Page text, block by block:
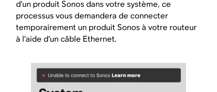
d’un produit Sonos dans votre système, ce
processus vous demandera de connecter
temporairement un produit Sonos à votre routeur
à l’aide d’un câble Ethernet.